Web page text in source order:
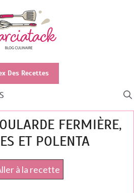
Des Recettes
FERMIÈRE,
ET POLENTA
à la recette